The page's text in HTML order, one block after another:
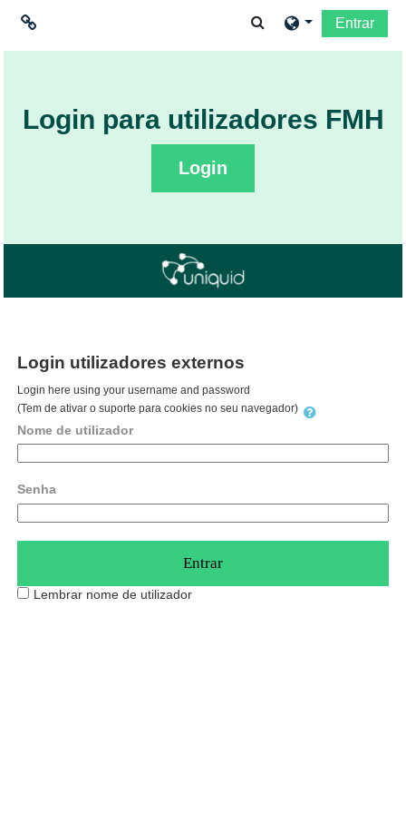
Ligações
Moodle community
Alternar a entrada
Entrar
Login para utilizadores FMH
Login
Login utilizadores externos
Login here using your username and password
(Tem de ativar o suporte para cookies no seu navegador)
Nome de utilizador
Senha
Lembrar nome de utilizador